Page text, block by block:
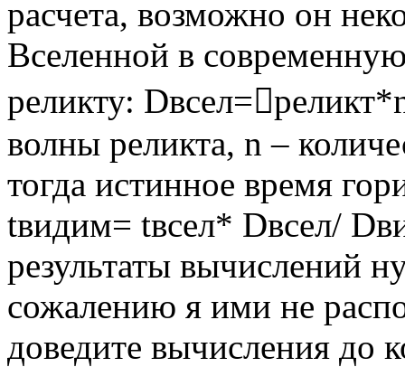
расчета, возможно он
Вселенной в
реликту:
волны реликта, n –
тогда истинное время
tвидим= tвсел* Dвсел/
результаты вычислений
сожалению я ими не
доведите вычисления до